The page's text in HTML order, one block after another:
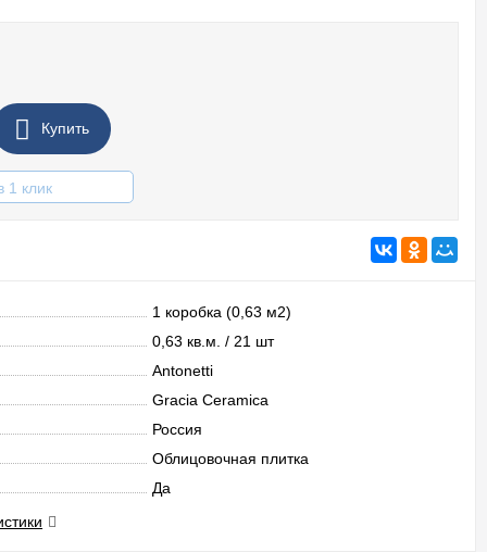
Купить
1 клик
1 коробка (0,63 м2)
0,63 кв.м. / 21 шт
Antonetti
Gracia Ceramica
Россия
Облицовочная плитка
Да